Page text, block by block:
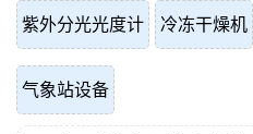
紫外分光光度计 冷冻干燥机
气象站设备